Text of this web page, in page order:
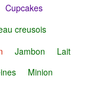
Cupcakes
creusois
Jambon
Lait
Minion